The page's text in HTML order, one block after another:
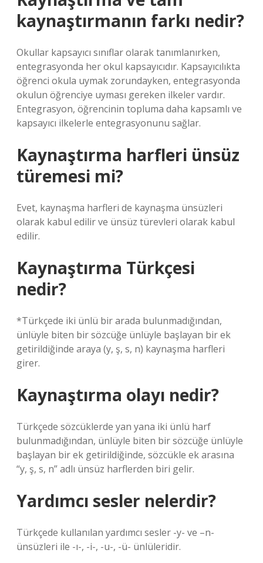
kaynaştırmanın farkı nedir?
Okullar kapsayıcı sınıflar olarak tanımlanırken,
entegrasyonda her okul kapsayıcıdır. Kapsayıcılıkta
öğrenci okula uymak zorundayken, entegrasyonda
okulun öğrenciye uyması gereken ilkeler vardır.
Entegrasyon, öğrencinin topluma daha kapsamlı ve
kapsayıcı ilkelerle entegrasyonunu sağlar.
Kaynaştırma harfleri ünsüz
türemesi mi?
Evet, kaynaşma harfleri de kaynaşma ünsüzleri
olarak kabul edilir ve ünsüz türevleri olarak kabul
edilir.
Kaynaştırma Türkçesi
nedir?
*Türkçede iki ünlü bir arada bulunmadığından,
ünlüyle biten bir sözcüğe ünlüyle başlayan bir ek
getirildiğinde araya (y, ş, s, n) kaynaşma harfleri
girer.
Kaynaştırma olayı nedir?
Türkçede sözcüklerde yan yana iki ünlü harf
bulunmadığından, ünlüyle biten bir sözcüğe ünlüyle
başlayan bir ek getirildiğinde, sözcükle ek arasına
“y, ş, s, n” adlı ünsüz harflerden biri gelir.
Yardımcı sesler nelerdir?
Türkçede kullanılan yardımcı sesler -y- ve –n-
ünsüzleri ile -ı-, -i-, -u-, -ü- ünlüleridir.